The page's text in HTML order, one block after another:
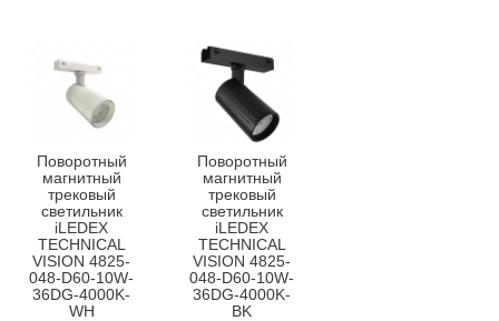
Поворотный
магнитный
трековый
светильник
iLEDEX
TECHNICAL
VISION 4825-
048-D60-10W-
36DG-4000K-
WH
Поворотный
магнитный
трековый
светильник
iLEDEX
TECHNICAL
VISION 4825-
048-D60-10W-
36DG-4000K-
BK